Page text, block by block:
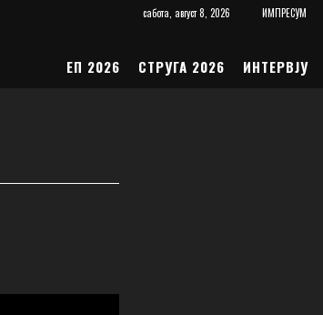
сабота, август 8, 2026 ИМПРЕСУМ
ЕП 2026 СТРУГА 2026 ИНТЕРВЈУ